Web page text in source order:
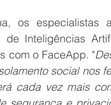
os especialistas
de Inteligências
com o FaceApp. "
social nos
cada vez mais